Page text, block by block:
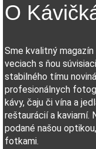
O
Sme kvalitný
veciach s ňou
stabilného tímu
profesionálnych
kávy, čaju či vína a
reštaurácií a kaviarní.
podané našou
fotkami.